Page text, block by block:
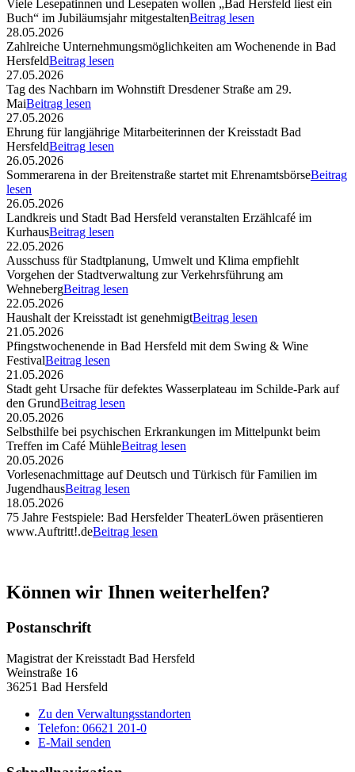
Viele Lesepatinnen und Lesepaten wollen „Bad Hersfeld liest ein
Buch“ im Jubiläumsjahr mitgestaltenBeitrag lesen
28.05.2026
Zahlreiche Unternehmungsmöglichkeiten am Wochenende in Bad
HersfeldBeitrag lesen
27.05.2026
Tag des Nachbarn im Wohnstift Dresdener Straße am 29.
MaiBeitrag lesen
27.05.2026
Ehrung für langjährige Mitarbeiterinnen der Kreisstadt Bad
HersfeldBeitrag lesen
26.05.2026
Sommerarena in der Breitenstraße startet mit EhrenamtsbörseBeitrag
lesen
26.05.2026
Landkreis und Stadt Bad Hersfeld veranstalten Erzählcafé im
KurhausBeitrag lesen
22.05.2026
Ausschuss für Stadtplanung, Umwelt und Klima empfiehlt
Vorgehen der Stadtverwaltung zur Verkehrsführung am
WehnebergBeitrag lesen
22.05.2026
Haushalt der Kreisstadt ist genehmigtBeitrag lesen
21.05.2026
Pfingstwochenende in Bad Hersfeld mit dem Swing & Wine
FestivalBeitrag lesen
21.05.2026
Stadt geht Ursache für defektes Wasserplateau im Schilde-Park auf
den GrundBeitrag lesen
20.05.2026
Selbsthilfe bei psychischen Erkrankungen im Mittelpunkt beim
Treffen im Café MühleBeitrag lesen
20.05.2026
Vorlesenachmittage auf Deutsch und Türkisch für Familien im
JugendhausBeitrag lesen
18.05.2026
75 Jahre Festspiele: Bad Hersfelder TheaterLöwen präsentieren
www.Auftritt!.deBeitrag lesen
Können wir Ihnen weiterhelfen?
Postanschrift
Magistrat der Kreisstadt Bad Hersfeld
Weinstraße 16
36251 Bad Hersfeld
Zu den Verwaltungsstandorten
Telefon: 06621 201-0
E-Mail senden